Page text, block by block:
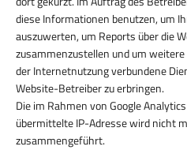
diese Informationen benutzen, um
auszuwerten, um Reports über die
zusammenzustellen und um
der Internetnutzung verbundene
Website-Betreiber zu erbringen.
Die im Rahmen von Google
übermittelte IP-Adresse wird nicht
zusammengeführt.